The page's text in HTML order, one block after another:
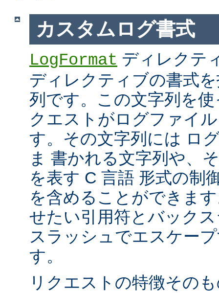
カスタムログ書式
LogFormat ディレクテ
ディレクティブの書式
列です。この文字列を
クエストがログファイ
す。その文字列には ロ
ま 書かれる文字列や、
を表す C 言語 形式の制
を含めることができま
せたい引用符とバック
スラッシュでエスケー
す。
リクエストの特徴その